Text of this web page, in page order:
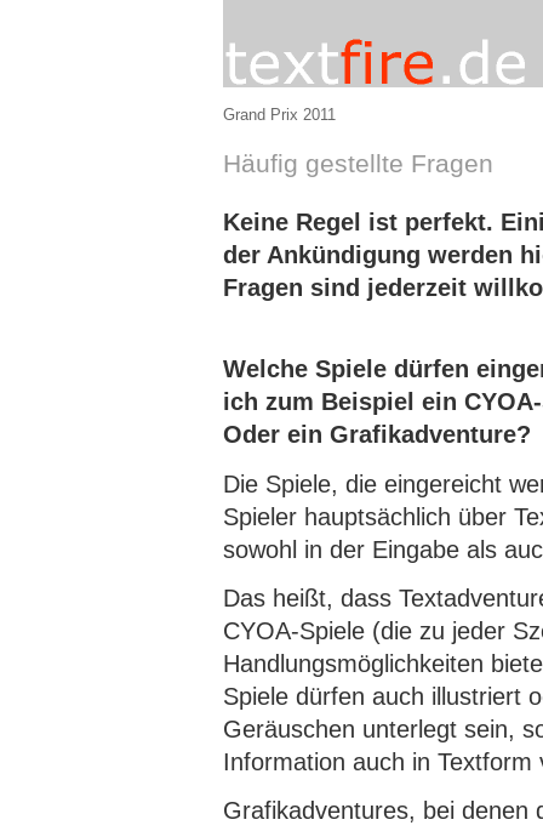
Grand Prix 2011
Häufig gestellte Fragen
Keine Regel ist perfekt.
der Ankündigung werden
Fragen sind jederzeit
Welche Spiele dürfen
ich zum Beispiel ein
Oder ein Grafikadventure?
Die Spiele, die eingereicht
Spieler hauptsächlich über
sowohl in der Eingabe als
Das heißt, dass
CYOA-Spiele (die zu jeder
Handlungsmöglichkeiten
Spiele dürfen auch illustriert
Geräuschen unterlegt sein,
Information auch in Textform
Grafikadventures, bei denen